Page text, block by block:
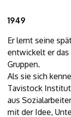
1949
Er lernt seine
entwickelt er
Gruppen.
Als sie sich
Tavistock
aus
mit der Idee,